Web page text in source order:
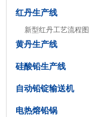
红丹生产线
新型红丹工艺流程图
黄丹生产线
硅酸铅生产线
自动铅锭输送机
电热熔铅锅